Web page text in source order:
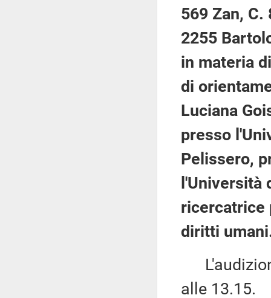
569 Zan,
2255
in materia
di
Luciana
presso
Pelissero,
l'Università
ricercatrice
diritti
alle 13.15.